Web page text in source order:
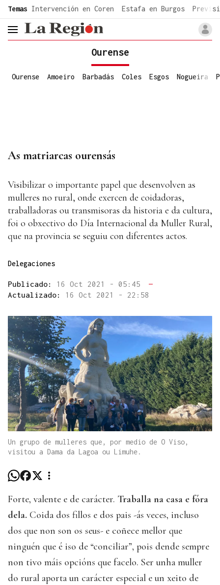
common.go-to-content
Temas Intervención en Coren Estafa en Burgos
header.menu.open
Ourense
Ourense Amoeiro Barbadás Coles Esgos Nogueira
As matriarcas ourensás
Visibilizar o importante papel que desenvolven as
mulleres no rural, onde exercen de coidadoras,
traballadoras ou transmisoras da historia e da cultura,
foi o obxectivo do Día Internacional da Muller Rural,
que na provincia se seguiu con diferentes actos.
Delegaciones
Publicado: 16 Oct 2021 - 05:45
—
Actualizado: 16 Oct 2021 - 22:58
Un grupo de mulleres que, por medio de O Viso,
visitou a Dama da Lagoa ou Limuhe.
Forte, valente e de carácter. Traballa na casa e fóra
dela. Coida dos fillos e dos pais -ás veces, incluso
dos que non son os seus- e coñece mellor que
ninguén que é iso de “conciliar”, pois dende sempre
non tivo máis opcións que facelo. Ser unha muller
do rural aporta un carácter especial e un xeito de